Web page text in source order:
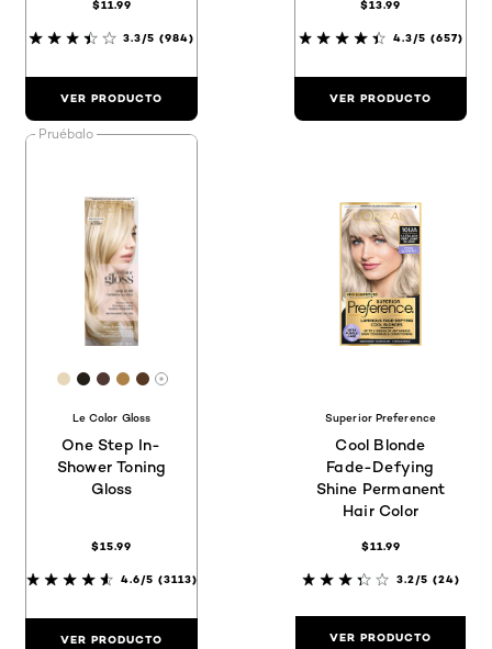
$11.99
3.3/5 (984)
VER PRODUCTO
$13.99
4.3/5 (657)
VER PRODUCTO
Pruébalo
[Color]: #E7D7BA
[Color]: #241E18
[Color]: #503833
[Color]: #AD8249
[Color]: #573923
Hay más tonos disponibles
Le Color Gloss
One Step In-
Shower Toning
Gloss
$15.99
4.6/5 (3113)
VER PRODUCTO
Superior Preference
Cool Blonde
Fade-Defying
Shine Permanent
Hair Color
$11.99
3.2/5 (24)
VER PRODUCTO